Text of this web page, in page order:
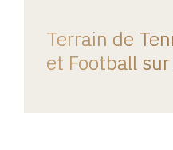
Terrain de
et Football